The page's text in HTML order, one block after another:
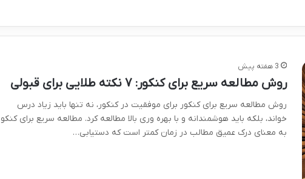
3 هفته پیش
روش مطالعه سریع برای کنکور: ۷ نکته طلایی برای قبولی
روش مطالعه سریع برای کنکور برای موفقیت در کنکور، نه تنها باید زیاد درس
خواند، بلکه باید هوشمندانه و با بهره وری بالا مطالعه کرد. مطالعه سریع برای
به معنای درک عمیق مطالب در زمان کمتر است که دستیابی…